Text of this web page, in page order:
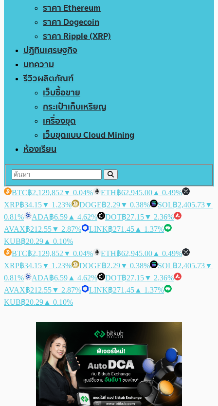
ราคา Ethereum
ราคา Dogecoin
ราคา Ripple (XRP)
ปฏิทินเศรษฐกิจ
บทความ
รีวิวผลิตภัณฑ์
เว็บซื้อขาย
กระเป๋าเก็บเหรียญ
เครื่องขุด
เว็บขุดแบบ Cloud Mining
ห้องเรียน
BTC฿2,129,852 ▼ 0.04% ETH฿62,945.00 ▲ 0.49%
XRP฿34.15▼ 1.23% DOGE฿2.29▼ 0.38% SOL฿2,405.73▼
0.81%
ADA฿6.59 ▲ 4.62% DOT฿27.15▼ 2.36%
AVAX฿212.55▼ 2.87% LINK฿271.45 ▲ 1.37%
KUB฿20.29 ▲ 0.10%
BTC฿2,129,852 ▼ 0.04% ETH฿62,945.00 ▲ 0.49%
XRP฿34.15▼ 1.23% DOGE฿2.29▼ 0.38% SOL฿2,405.73▼
0.81%
ADA฿6.59 ▲ 4.62% DOT฿27.15▼ 2.36%
AVAX฿212.55▼ 2.87% LINK฿271.45 ▲ 1.37%
KUB฿20.29 ▲ 0.10%